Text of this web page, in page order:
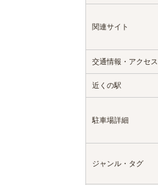
関連サイト
交通情報・アクセス
近くの駅
駐車場詳細
ジャンル・タグ